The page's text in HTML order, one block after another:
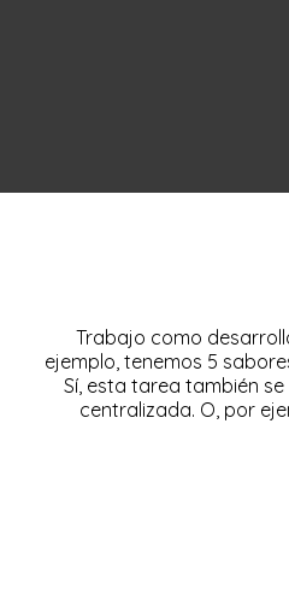
Trabajo como
ejemplo, tenemos 5
Sí, esta tarea también
centralizada. O, por